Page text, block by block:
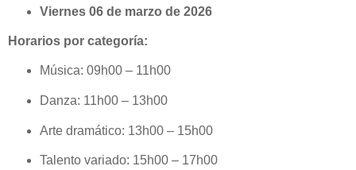
Viernes 06 de marzo de 2026
Horarios por categoría:
Música: 09h00 – 11h00
Danza: 11h00 – 13h00
Arte dramático: 13h00 – 15h00
Talento variado: 15h00 – 17h00